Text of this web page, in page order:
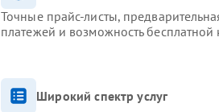
Точные прайс-листы,
платежей и возможность
Широкий спектр услуг